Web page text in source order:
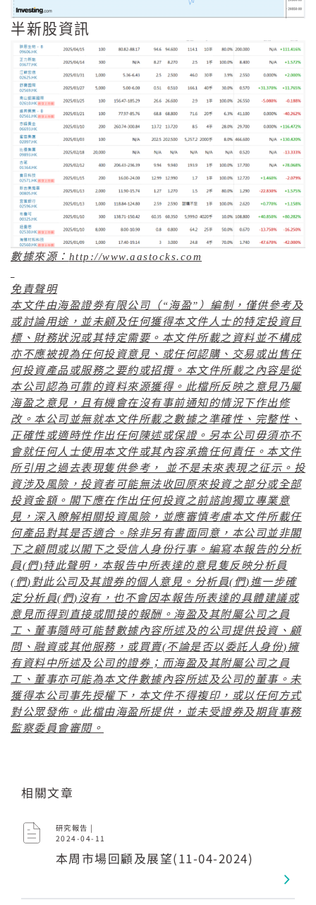
相關文章
研究報告 |
2024-04-11
本周市場回顧及展望(11-04-2024)
半新股資訊
數據來源： http://www.aastocks.com
免責聲明
本文件由海盈證劵有限公司（“海盈”）編制，僅供參考及
或討論用途，並未顧及任何獲得本文件人士的特定投資目
標、財務狀況或其特定需要。本文件所載之資料並不構成
亦不應被視為任何投資意見、或任何認購、交易或出售任
何投資產品或服務之要約或招攬。本文件所載之內容是從
本公司認為可靠的資料來源獲得。此檔所反映之意見乃屬
海盈之意見，且有機會在沒有事前通知的情況下作出修
改。本公司並無就本文件所載之數據之準確性、完整性、
正確性或適時性作出任何陳述或保證。另本公司毋須亦不
會就任何人士使用本文件或其內容承擔任何責任。本文件
所引用之過去表現隻供參考， 並不是未來表現之征示。投
資涉及風險，投資者可能無法收回原來投資之部分或全部
投資金額。閣下應在作出任何投資之前諮詢獨立專業意
見，深入瞭解相關投資風險，並應審慎考慮本文件所載任
何產品對其是否適合。除非另有書面同意，本公司並非閣
下之顧問或以閣下之受信人身份行事。編寫本報告的分析
員(們)特此聲明，本報告中所表達的意見隻反映分析員
(們)對此公司及其證券的個人意見。分析員(們)進一步確
定分析員(們)沒有，也不會因本報告所表達的具體建議或
意見而得到直接或間接的報酬。海盈及其附屬公司之員
工、董事隨時可能替數據內容所述及的公司提供投資、顧
問、融資或其他服務，或買賣(不論是否以委託人身份)擁
有資料中所述及公司的證券；而海盈及其附屬公司之員
工、董事亦可能為本文件數據內容所述及公司的董事。未
獲得本公司事先授權下，本文件不得複印，或以任何方式
對公眾發佈。此檔由海盈所提供，並未受證券及期貨事務
監察委員會審閱。